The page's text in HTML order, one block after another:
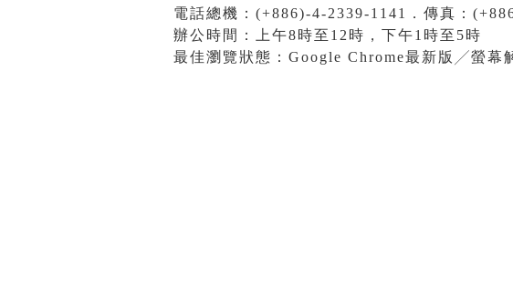
電話總機：(+886)-4-2339-1141．傳真：
辦公時間：上午8時至12時，下午1時至5時
最佳瀏覽狀態：Google Chrome最新版╱螢幕